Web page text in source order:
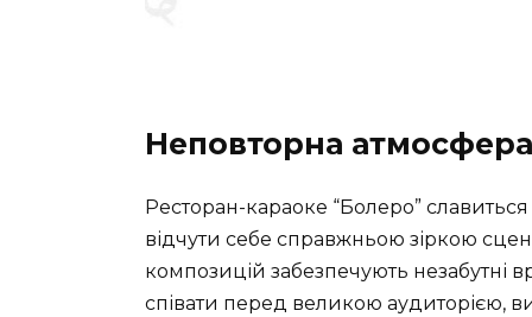
Неповторна
Ресторан-караоке “Болеро”
відчути себе справжньою зіркою
композицій забезпечують незабутні
співати перед великою аудиторією,